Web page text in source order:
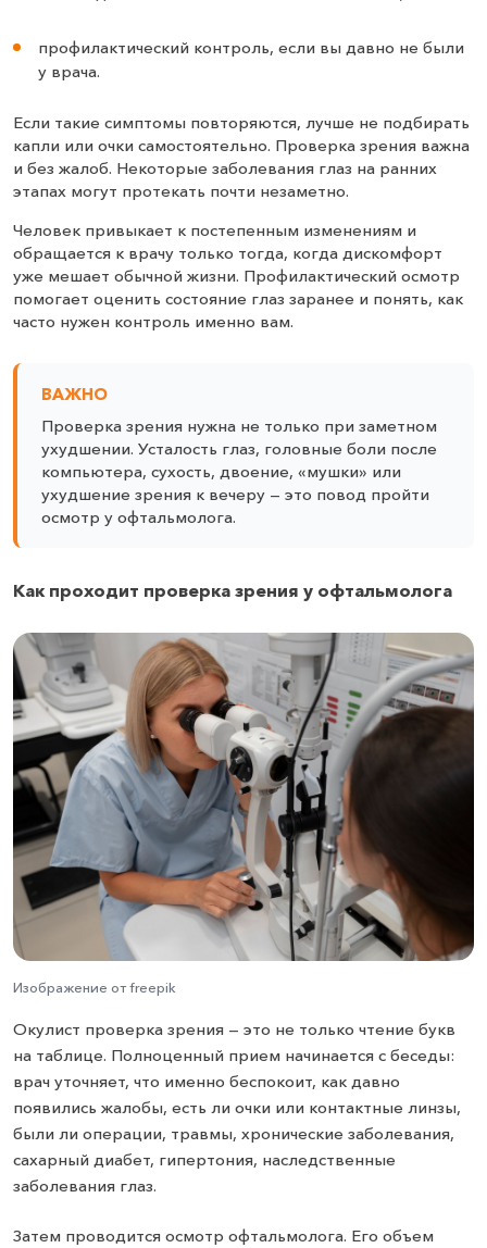
профилактический контроль, если вы давно не были
у врача.
Если такие симптомы повторяются, лучше не подбирать
капли или очки самостоятельно. Проверка зрения важна
и без жалоб. Некоторые заболевания глаз на ранних
этапах могут протекать почти незаметно.
Человек привыкает к постепенным изменениям и
обращается к врачу только тогда, когда дискомфорт
уже мешает обычной жизни. Профилактический осмотр
помогает оценить состояние глаз заранее и понять, как
часто нужен контроль именно вам.
ВАЖНО
Проверка зрения нужна не только при заметном
ухудшении. Усталость глаз, головные боли после
компьютера, сухость, двоение, «мушки» или
ухудшение зрения к вечеру — это повод пройти
осмотр у офтальмолога.
Как проходит проверка зрения у офтальмолога
Изображение от freepik
Окулист проверка зрения — это не только чтение букв
на таблице. Полноценный прием начинается с беседы:
врач уточняет, что именно беспокоит, как давно
появились жалобы, есть ли очки или контактные линзы,
были ли операции, травмы, хронические заболевания,
сахарный диабет, гипертония, наследственные
заболевания глаз.
Затем проводится осмотр офтальмолога. Его объем